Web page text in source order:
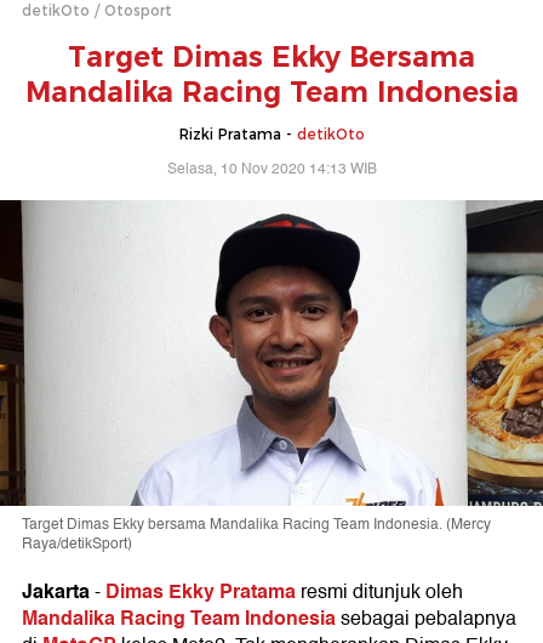
detikOto Otosport
Target Dimas Ekky Bersama
Mandalika Racing Team Indonesia
Rizki Pratama - detikOto
Selasa, 10 Nov 2020 14:13 WIB
Target Dimas Ekky bersama Mandalika Racing Team Indonesia. (Mercy
Raya/detikSport)
Jakarta-Dimas Ekky Pratamaresmi ditunjuk oleh
Mandalika Racing Team Indonesiasebagai pebalapnya